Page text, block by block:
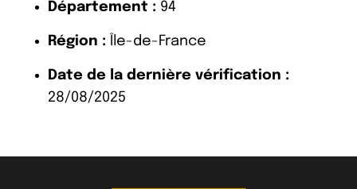
Département : 94
Région : Île-de-France
Date de la dernière vérification :
28/08/2025